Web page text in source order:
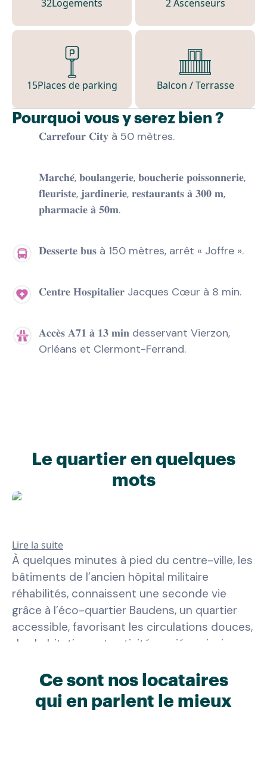
32Logements 2 Ascenseurs
15Places de parking Balcon / Terrasse
Pourquoi vous y serez bien ?
𝐂𝐚𝐫𝐫𝐞𝐟𝐨𝐮𝐫 𝐂𝐢𝐭𝐲 à 50 mètres.
𝐌𝐚𝐫𝐜𝐡𝐞́, 𝐛𝐨𝐮𝐥𝐚𝐧𝐠𝐞𝐫𝐢𝐞, 𝐛𝐨𝐮𝐜𝐡𝐞𝐫𝐢𝐞 𝐩𝐨𝐢𝐬𝐬𝐨𝐧𝐧𝐞𝐫𝐢𝐞,
𝐟𝐥𝐞𝐮𝐫𝐢𝐬𝐭𝐞, 𝐣𝐚𝐫𝐝𝐢𝐧𝐞𝐫𝐢𝐞, 𝐫𝐞𝐬𝐭𝐚𝐮𝐫𝐚𝐧𝐭𝐬 𝐚̀ 𝟑𝟎𝟎 𝐦,
𝐩𝐡𝐚𝐫𝐦𝐚𝐜𝐢𝐞 𝐚̀ 𝟓𝟎𝐦.
𝐃𝐞𝐬𝐬𝐞𝐫𝐭𝐞 𝐛𝐮𝐬 à 150 mètres, arrêt « Joffre ».
𝐂𝐞𝐧𝐭𝐫𝐞 𝐇𝐨𝐬𝐩𝐢𝐭𝐚𝐥𝐢𝐞𝐫 Jacques Cœur à 8 min.
𝐀𝐜𝐜𝐞̀𝐬 𝐀𝟕𝟏 𝐚̀ 𝟏𝟑 𝐦𝐢𝐧 desservant Vierzon,
Orléans et Clermont-Ferrand.
Le quartier en quelques
mots
Lire la suite
À quelques minutes à pied du centre-ville, les
bâtiments de l’ancien hôpital militaire
réhabilités, connaissent une seconde vie
grâce à l’éco-quartier Baudens, un quartier
accessible, favorisant les circulations douces,
des habitations et activités variées ainsi que
conservant son cachet historique. Au cœur
de la France, Mobicap a installé sa
résidence
senior Bourgesdans la capitale historique du
Ce sont nos locataires
qui en parlent le mieux